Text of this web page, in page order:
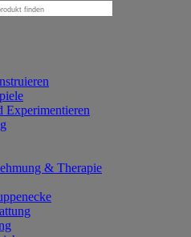
Experimentieren
& Therapie